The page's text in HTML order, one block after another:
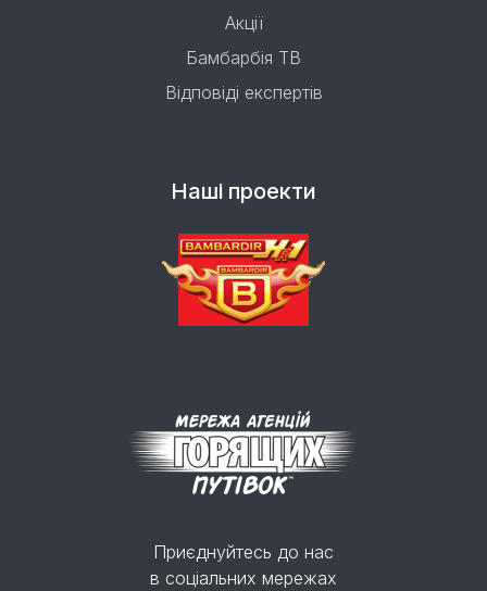
Акції
Бамбарбія ТВ
Відповіді експертів
Наші проекти
Приєднуйтесь до нас
в соціальних мережах